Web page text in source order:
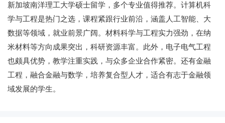
新加坡南洋理工大学硕士留学，多个专业值得推荐。计算机科
学与工程是热门之选，课程紧跟行业前沿，涵盖人工智能、大
数据等领域，就业前景广阔。材料科学与工程实力强劲，在纳
米材料等方向成果突出，科研资源丰富。此外，电子电气工程
也颇具优势，教学注重实践，与众多企业合作紧密。还有金融
工程，融合金融与数学，培养复合型人才，适合有志于金融领
域发展的学生。